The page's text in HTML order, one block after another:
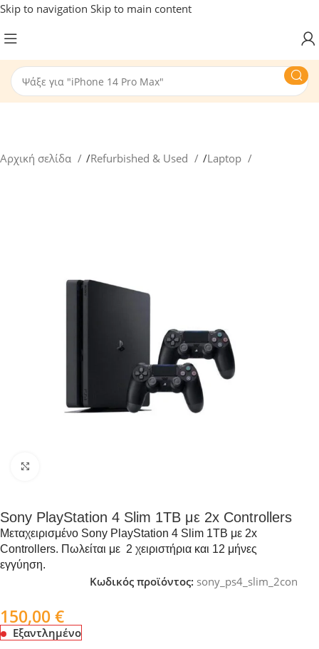
Skip to navigation Skip to main content
Αρχική σελίδα /Refurbished & Used /Laptop
Sony PlayStation 4 Slim 1TB με 2x Controllers
Μεταχειρισμένο Sony PlayStation 4 Slim 1TB με 2x
Controllers. Πωλείται με 2 χειριστήρια και 12 μήνες
εγγύηση.
Κωδικός προϊόντος: sony_ps4_slim_2con
150,00€
Εξαντλημένο